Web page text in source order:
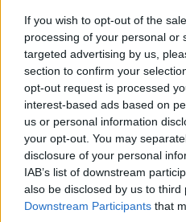
If you wish to opt-out of the
processing of your personal or
targeted advertising by us,
section to confirm your
opt-out request is processed
interest-based ads based on
us or personal information
your opt-out. You may
disclosure of your personal
IAB’s list of downstream
also be disclosed by us to third
Downstream Participants that
più elevata, festosa e
essenza di un animale.
dell’effimero, sia di ciò
simbolo dell’anima…
(Herman Hesse)
Noi siamo come farfalle
giorno pensando che sia
(Carl Sagan)